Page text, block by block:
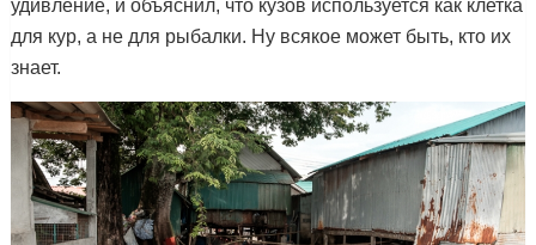
удивление, и объяснил, что кузов используется как клетка
для кур, а не для рыбалки. Ну всякое может быть, кто их
знает.